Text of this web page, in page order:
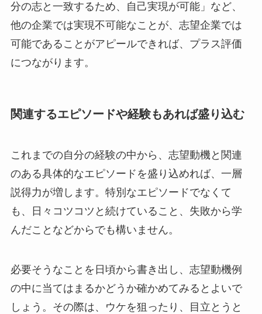
分の志と一致するため、自己実現が可能」など、
他の企業では実現不可能なことが、志望企業では
可能であることがアピールできれば、プラス評価
につながります。
関連するエピソードや経験もあれば盛り込む
これまでの自分の経験の中から、志望動機と関連
のある具体的なエピソードを盛り込めれば、一層
説得力が増します。特別なエピソードでなくて
も、日々コツコツと続けていること、失敗から学
んだことなどからでも構いません。
必要そうなことを日頃から書き出し、志望動機例
の中に当てはまるかどうか確かめてみるとよいで
しょう。その際は、ウケを狙ったり、目立とうと